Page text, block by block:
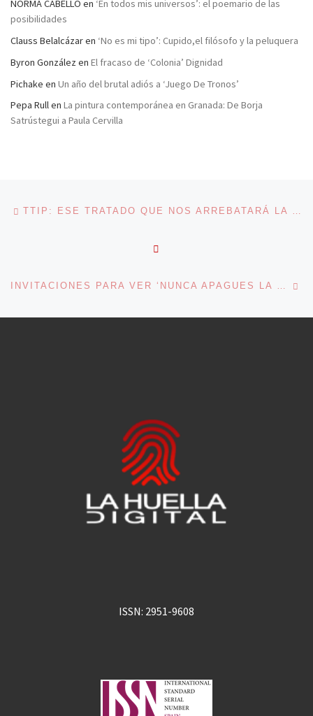
NORMA CABELLO en ‘En todos mis universos’: el poemario de las
posibilidades
Clauss Belalcázaren ‘No es mi tipo’: Cupido,el filósofo y la peluquera
Byron González en El fracaso de ‘Colonia’ Dignidad
Pichake en Un año del brutal adiós a ‘Juego De Tronos’
Pepa Rullen La pintura contemporánea en Granada: De Borja
Satrústegui a Paula Cervilla
Navegación de entradas TTIP: ESE TRATADO QUE NOS ARREBATARÁ LA DEMOCRACIA
INVITACIONES PARA VER ‘NUNCA APAGUES LA LUZ’
ISSN: 2951-9608